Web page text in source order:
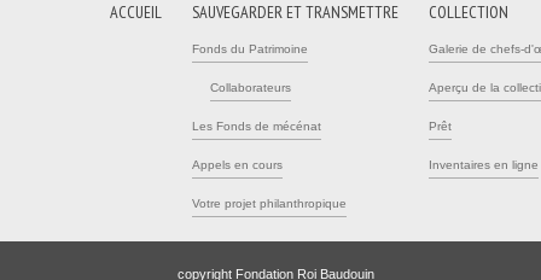
ACCUEIL SAUVEGARDER ET TRANSMETTRE
Fonds du Patrimoine
Collaborateurs
Les Fonds de mécénat
Appels en cours
Votre projet philanthropique
COLLECTION
Galerie de chefs-
Aperçu de la
Prêt
Inventaires en ligne
copyright Fondation Roi Baudouin